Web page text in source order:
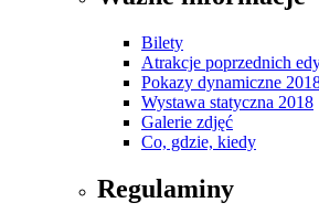
Bilety
Atrakcje poprzednich
Pokazy dynamiczne
Wystawa statyczna 2018
Galerie zdjęć
Co, gdzie, kiedy
Regulaminy